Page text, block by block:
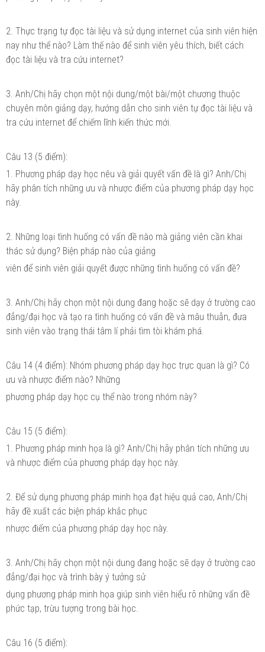
2. Thực trạng tự đọc tài liệu và sử dụng internet của sinh viên hiện
nay như thế nào? Làm thế nào để sinh viên yêu thích, biết cách
đọc tài liệu và tra cứu internet?
3. Anh/Chị hãy chọn một nội dung/một bài/một chương thuộc
chuyên môn giảng dạy, hướng dẫn cho sinh viên tự đọc tài liệu và
tra cứu internet để chiếm lĩnh kiến thức mới.
Câu 13 (5 điểm):
1. Phương pháp dạy học nêu và giải quyết vấn đề là gì? Anh/Chị
hãy phân tích những ưu và nhược điểm của phương pháp dạy học
này.
2. Những loại tình huống có vấn đề nào mà giảng viên cần khai
thác sử dụng? Biện pháp nào của giảng
viên để sinh viên giải quyết được những tình huống có vấn đề?
3. Anh/Chị hãy chọn một nội dung đang hoặc sẽ dạy ở trường cao
đẳng/đại học và tạo ra tình huống có vấn đề và mâu thuẫn, đưa
sinh viên vào trạng thái tâm lí phải tìm tòi khám phá.
Câu 14 (4 điểm): Nhóm phương pháp dạy học trực quan là gì? Có
ưu và nhược điểm nào? Những
phương pháp dạy học cụ thể nào trong nhóm này?
Câu 15 (5 điểm):
1. Phương pháp minh họa là gì? Anh/Chị hãy phân tích những ưu
và nhược điểm của phương pháp dạy học này.
2. Để sử dụng phương pháp minh họa đạt hiệu quả cao, Anh/Chị
hãy đề xuất các biện pháp khắc phục
nhược điểm của phương pháp dạy học này.
3. Anh/Chị hãy chọn một nội dung đang hoặc sẽ dạy ở trường cao
đẳng/đại học và trình bày ý tưởng sử
dụng phương pháp minh họa giúp sinh viên hiểu rõ những vấn đề
phức tạp, trừu tượng trong bài học.
Câu 16 (5 điểm):